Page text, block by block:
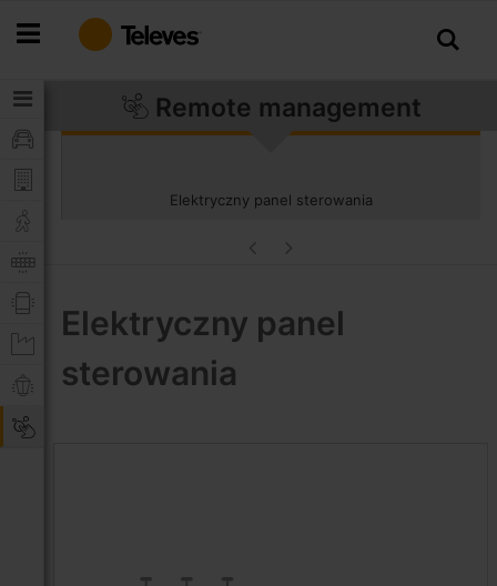
do
Remote management
Elektryczny panel sterowania
Elektryczny panel
sterowania